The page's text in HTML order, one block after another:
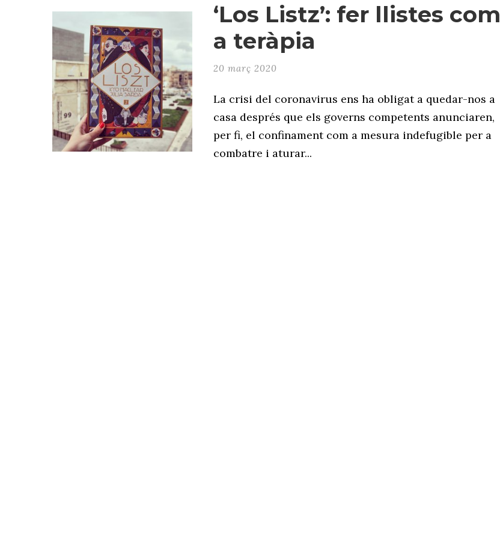
‘Los Listz’: fer llistes com
a teràpia
20 març 2020
La crisi del coronavirus ens ha obligat a quedar-nos a
casa després que els governs competents anunciaren,
per fi, el confinament com a mesura indefugible per a
combatre i aturar...